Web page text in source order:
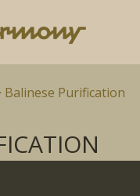
Balinese Purification